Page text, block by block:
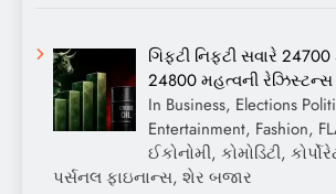
ગિફ્ટી નિફ્ટી સવારે
24800 મહત્વની રેઝિસ્ટન્સ
In Business, Elections
Entertainment, Fashion,
ઈકોનોમી, કોમોડિટી,
પર્સનલ ફાઇનાન્સ, શેર બજાર